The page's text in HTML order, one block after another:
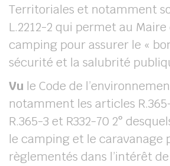
Territoriales et notamment
L.2212-2 qui permet au Maire
camping pour assurer le «
sécurité et la salubrité
Vu le Code de
notamment les articles
R.365-3 et R332-70 2°
le camping et le caravanage
règlementés dans l’intérêt